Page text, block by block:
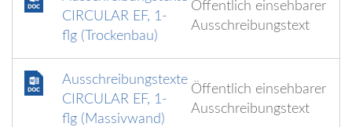
CIRCULAR EF, 1-
flg (Trockenbau)
Öffentlich einsehbarer
Ausschreibungstext
Ausschreibungstexte
CIRCULAR EF, 1-
flg (Massivwand)
Öffentlich einsehbarer
Ausschreibungstext